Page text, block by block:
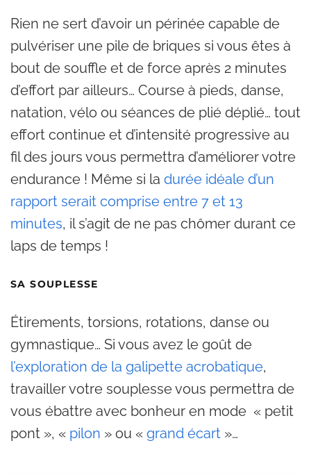
Rien ne sert d’avoir un périnée capable de
pulvériser une pile de briques si vous êtes à
bout de souffle et de force après 2 minutes
d’effort par ailleurs… Course à pieds, danse,
natation, vélo ou séances de plié déplié… tout
effort continue et d’intensité progressive au
fil des jours vous permettra d’améliorer votre
endurance ! Même si la durée idéale d’un
rapport serait comprise entre 7 et 13
minutes, il s’agit de ne pas chômer durant ce
laps de temps !
SA SOUPLESSE
Étirements, torsions, rotations, danse ou
gymnastique… Si vous avez le goût de
l’exploration de la galipette acrobatique,
travailler votre souplesse vous permettra de
vous ébattre avec bonheur en mode « petit
pont », « pilon » ou « grand écart »…